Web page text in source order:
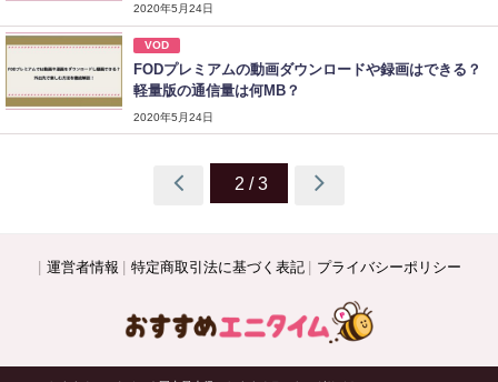
2020年5月24日
VOD
FODプレミアムの動画ダウンロードや録画はできる？
軽量版の通信量は何MB？
2020年5月24日
2 / 3
運営者情報 特定商取引法に基づく表記 プライバシーポリシー